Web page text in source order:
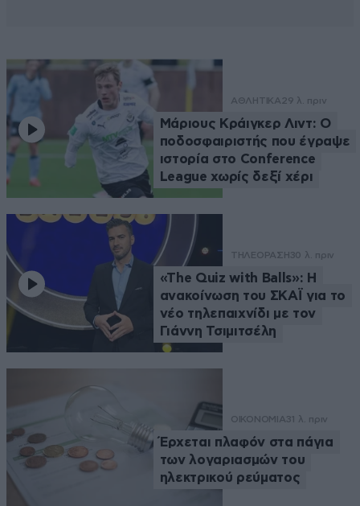
ΑΘΛΗΤΙΚΑ29 λ. πριν
Μάριους Κράιγκερ Λιντ: Ο
ποδοσφαιριστής που έγραψε
ιστορία στο Conference
League χωρίς δεξί χέρι
ΤΗΛΕΟΡΑΣΗ30 λ. πριν
«The Quiz with Balls»: Η
ανακοίνωση του ΣΚΑΪ για το
νέο τηλεπαιχνίδι με τον
Γιάννη Τσιμιτσέλη
ΟΙΚΟΝΟΜΙΑ31 λ. πριν
Έρχεται πλαφόν στα πάγια
των λογαριασμών του
ηλεκτρικού ρεύματος